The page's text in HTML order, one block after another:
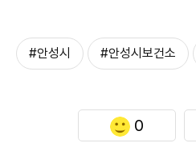
#안성시 #안성시보건소
0